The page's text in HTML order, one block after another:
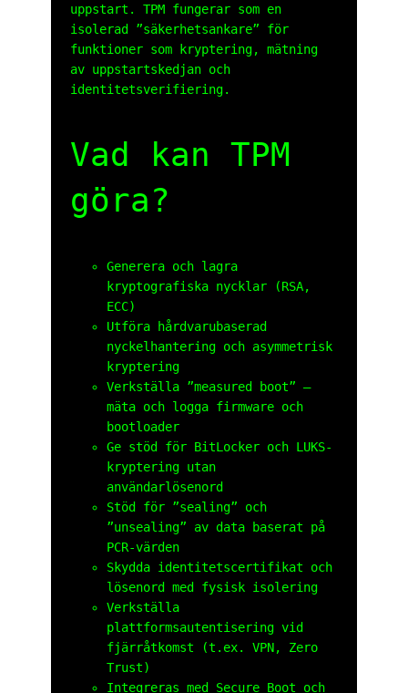
uppstart. TPM fungerar som en
isolerad ”säkerhetsankare” för
funktioner som kryptering, mätning
av uppstartskedjan och
identitetsverifiering.
Vad kan TPM
göra?
Generera och lagra
kryptografiska nycklar (RSA,
ECC)
Utföra hårdvarubaserad
nyckelhantering och asymmetrisk
kryptering
Verkställa ”measured boot” –
mäta och logga firmware och
bootloader
Ge stöd för BitLocker och LUKS-
kryptering utan
användarlösenord
Stöd för ”sealing” och
”unsealing” av data baserat på
PCR-värden
Skydda identitetscertifikat och
lösenord med fysisk isolering
Verkställa
plattformsautentisering vid
fjärråtkomst (t.ex. VPN, Zero
Trust)
Integreras med Secure Boot och